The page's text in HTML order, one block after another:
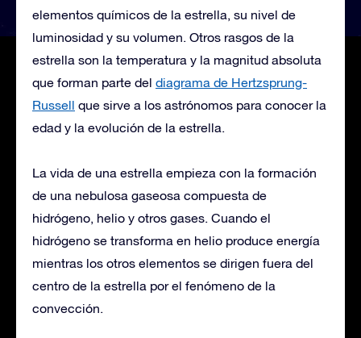
elementos químicos de la estrella, su nivel de
luminosidad y su volumen. Otros rasgos de la
estrella son la temperatura y la magnitud absoluta
que forman parte del diagrama de Hertzsprung-
Russell que sirve a los astrónomos para conocer la
edad y la evolución de la estrella.
La vida de una estrella empieza con la formación
de una nebulosa gaseosa compuesta de
hidrógeno, helio y otros gases. Cuando el
hidrógeno se transforma en helio produce energía
mientras los otros elementos se dirigen fuera del
centro de la estrella por el fenómeno de la
convección.